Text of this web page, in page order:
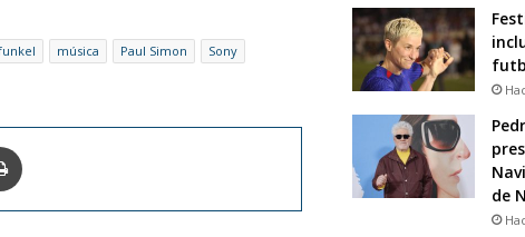
música Paul Simon
Sony
de